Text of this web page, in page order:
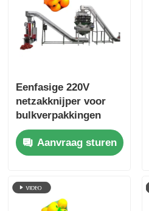
Eenfasige 220V
netzakknijper voor
bulkverpakkingen
Aanvraag sturen